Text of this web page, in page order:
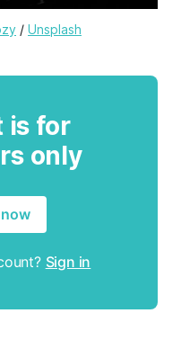
/ Unsplash
is for
only
Sign in